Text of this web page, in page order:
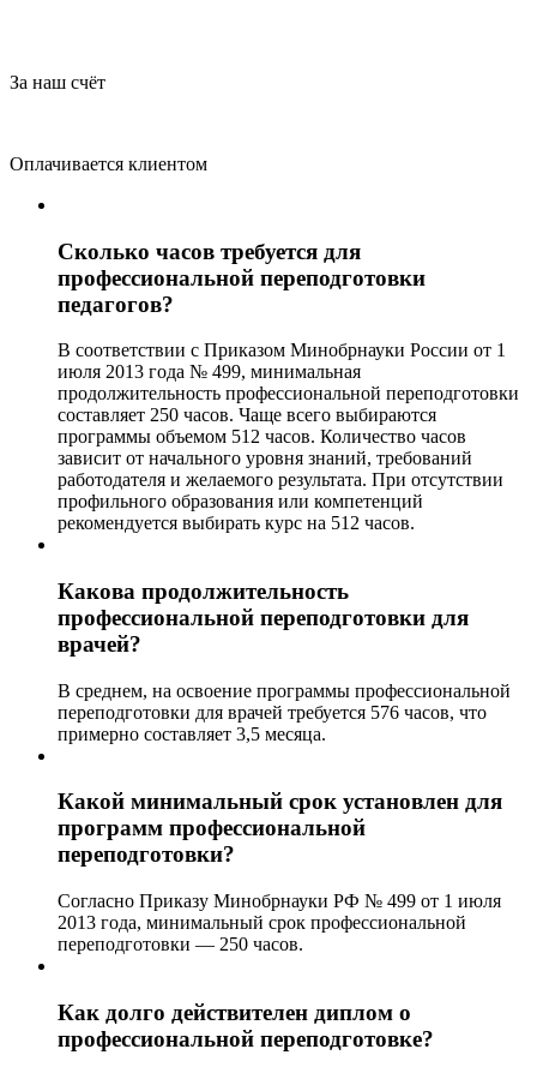
За наш счёт
Оплачивается клиентом
Сколько часов требуется для
профессиональной переподготовки
педагогов?
В соответствии с Приказом Минобрнауки России от 1
июля 2013 года № 499, минимальная
продолжительность профессиональной переподготовки
составляет 250 часов. Чаще всего выбираются
программы объемом 512 часов. Количество часов
зависит от начального уровня знаний, требований
работодателя и желаемого результата. При отсутствии
профильного образования или компетенций
рекомендуется выбирать курс на 512 часов.
Какова продолжительность
профессиональной переподготовки для
врачей?
В среднем, на освоение программы профессиональной
переподготовки для врачей требуется 576 часов, что
примерно составляет 3,5 месяца.
Какой минимальный срок установлен для
программ профессиональной
переподготовки?
Согласно Приказу Минобрнауки РФ № 499 от 1 июля
2013 года, минимальный срок профессиональной
переподготовки — 250 часов.
Как долго действителен диплом о
профессиональной переподготовке?